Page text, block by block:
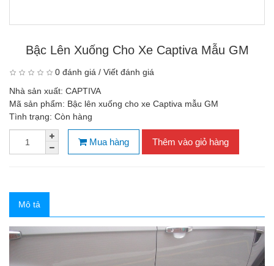
Bậc Lên Xuống Cho Xe Captiva Mẫu GM
0 đánh giá / Viết đánh giá
Nhà sản xuất: CAPTIVA
Mã sản phẩm: Bậc lên xuống cho xe Captiva mẫu GM
Tình trạng: Còn hàng
Mua hàng Thêm vào giỏ hàng
Mô tả